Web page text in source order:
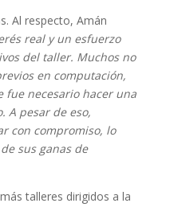
Al respecto, Amán
real y un esfuerzo
del taller. Muchos no
en computación,
fue necesario hacer una
A pesar de eso,
con compromiso, lo
sus ganas de
talleres dirigidos a la